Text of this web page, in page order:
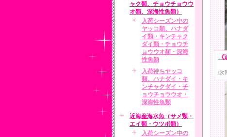
ャク類、チョウチョウウ
オ類、深海性魚類）
入荷シーズン中の
ヤッコ類、ハナダ
イ類・キンチャク
ダイ類・チョウチ
ョウウオ類・深海
性魚類
入荷待ちヤッコ
類、ハナダイ・キ
ンチャクダイ・チ
ョウチョウウオ・
深海性魚類
近海産海水魚（サメ類・
エイ類・ウツボ類）
入荷シーズン中の
[次